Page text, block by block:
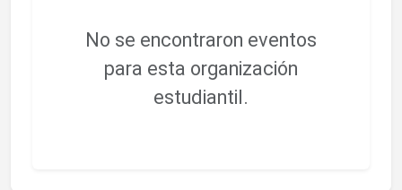
No se encontraron eventos
para esta organización
estudiantil.